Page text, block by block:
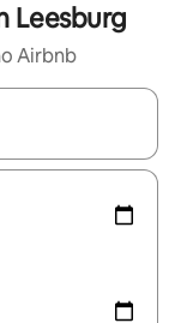
Leesburg
Airbnb
explore-os